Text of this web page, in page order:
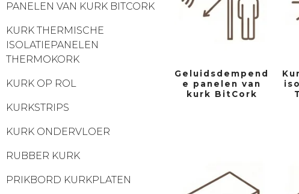
PANELEN VAN KURK BITCORK
KURK THERMISCHE
ISOLATIEPANELEN
THERMOKORK
KURK OP ROL
KURKSTRIPS
KURK ONDERVLOER
RUBBER KURK
PRIKBORD KURKPLATEN
Geluidsdempend
e panelen van
kurk BitCork